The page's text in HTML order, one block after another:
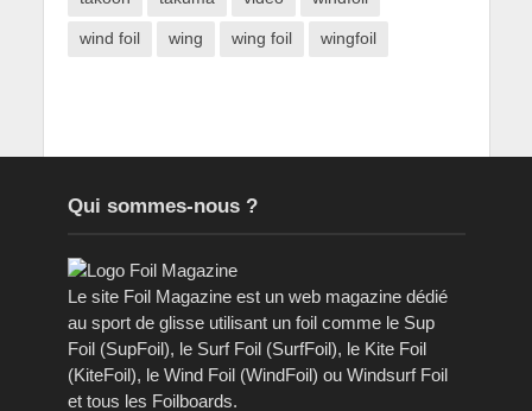
wind foil wing wing foil wingfoil
Qui sommes-nous ?
Le site Foil Magazine est un web magazine dédié
au sport de glisse utilisant un foil comme le Sup
Foil (SupFoil), le Surf Foil (SurfFoil), le Kite Foil
(KiteFoil), le Wind Foil (WindFoil) ou Windsurf Foil
et tous les Foilboards.